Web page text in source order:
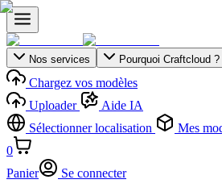
Nos services Pourquoi Craftcloud ?
Chargez vos modèles
Uploader
Aide IA
Sélectionner localisation
Mes
0
Panier
Se connecter